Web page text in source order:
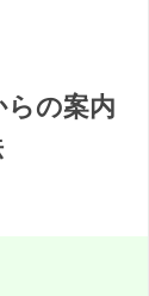
らの案内